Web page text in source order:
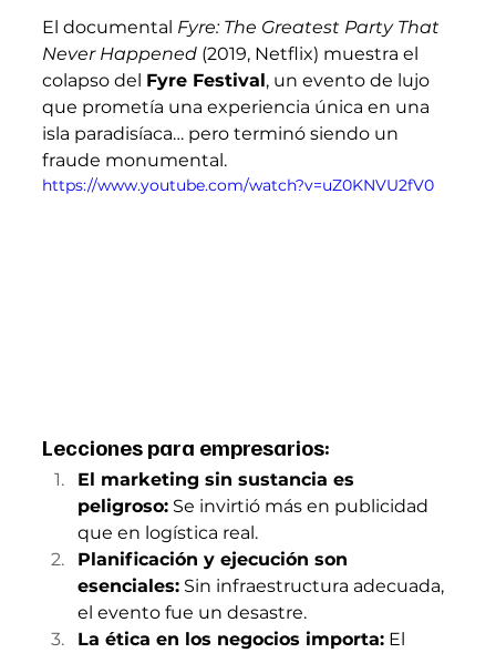
El documental Fyre: The Greatest Party That
Never Happened (2019, Netflix) muestra el
colapso del Fyre Festival, un evento de lujo
que prometía una experiencia única en una
isla paradisíaca… pero terminó siendo un
fraude monumental.
https://www.youtube.com/watch?v=uZ0KNVU2fV0
Lecciones para empresarios:
El marketing sin sustancia es
peligroso: Se invirtió más en publicidad
que en logística real.
Planificación y ejecución son
esenciales: Sin infraestructura adecuada,
el evento fue un desastre.
La ética en los negocios importa: El